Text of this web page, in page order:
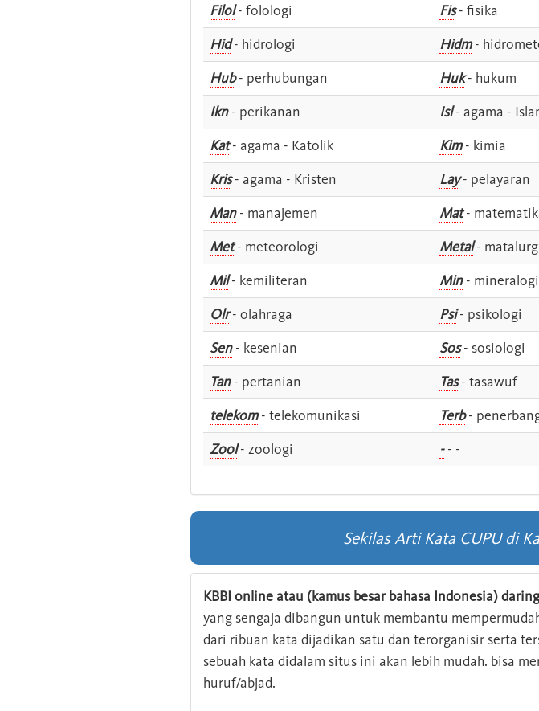
Filol- folologi Fis- fisika
Hid- hidrologi Hidm-
Hub- perhubungan Huk- hukum
Ikn- perikanan Isl- agama -
Kat- agama - Katolik Kim- kimia
Kris- agama - Kristen Lay- pelayaran
Man- manajemen Mat-
Met- meteorologi Metal-
Mil- kemiliteran Min- mineralogi
Olr- olahraga Psi- psikologi
Sen- kesenian Sos- sosiologi
Tan- pertanian Tas- tasawuf
telekom- telekomunikasi Terb-
Zool- zoologi -- -
Sekilas Arti Kata CUPU di
KBBI online atau (kamus besar bahasa Indonesia) daring
yang sengaja dibangun untuk membantu
dari ribuan kata dijadikan satu dan terorganisir serta
sebuah kata didalam situs ini akan lebih mudah. bisa
huruf/abjad.